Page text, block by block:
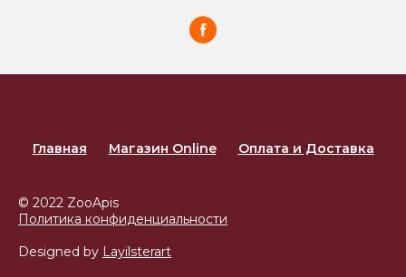
Главная Магазин Online Оплата и Доставка
© 2022 ZooApis
Политика конфиденциальности
Designed by Layilsterart